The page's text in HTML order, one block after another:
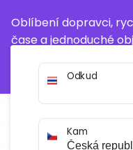
Oblíbení dopravci,
čase a jednoduché
Odkud
Kam